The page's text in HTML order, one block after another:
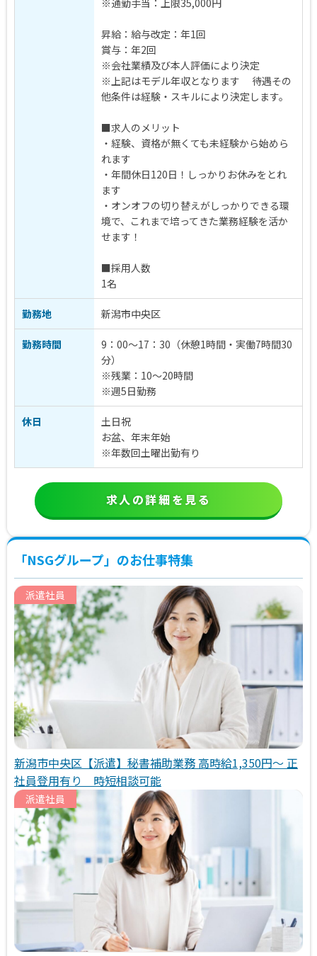
※通勤手当：上限35,000円
昇給：給与改定：年1回
賞与：年2回
※会社業績及び本人評価により決定
※上記はモデル年収となります 待遇その
他条件は経験・スキルにより決定します。
■求人のメリット
・経験、資格が無くても未経験から始めら
れます
・年間休日120日！しっかりお休みをとれ
ます
・オンオフの切り替えがしっかりできる環
境で、これまで培ってきた業務経験を活か
せます！
■採用人数
1名
勤務地 新潟市中央区
勤務時間
9：00～17：30（休憩1時間・実働7時間30
分）
※残業：10～20時間
※週5日勤務
休日
土日祝
お盆、年末年始
※年数回土曜出勤有り
求人の詳細を見る
「NSGグループ」のお仕事特集
派遣社員
新潟市中央区【派遣】秘書補助業務 高時給1,350円～ 正
社員登用有り 時短相談可能
派遣社員